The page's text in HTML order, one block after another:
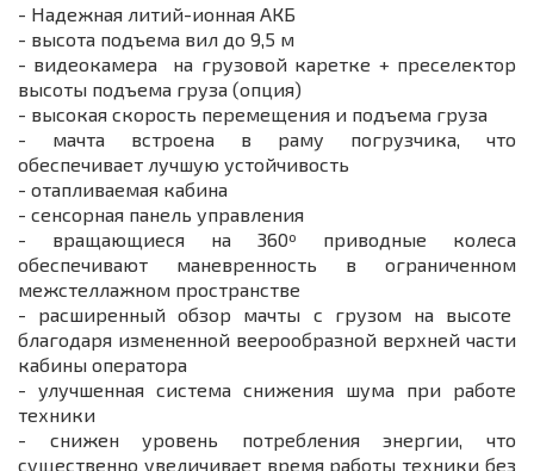
- Надежная литий-ионная АКБ
- высота подъема вил до 9,5 м
- видеокамера на грузовой каретке + преселектор
высоты подъема груза (опция)
- высокая скорость перемещения и подъема груза
- мачта встроена в раму погрузчика, что
обеспечивает лучшую устойчивость
- отапливаемая кабина
- сенсорная панель управления
- вращающиеся на 360º приводные колеса
обеспечивают маневренность в ограниченном
межстеллажном пространстве
- расширенный обзор мачты с грузом на высоте
благодаря измененной веерообразной верхней части
кабины оператора
- улучшенная система снижения шума при работе
техники
- снижен уровень потребления энергии, что
существенно увеличивает время работы техники без